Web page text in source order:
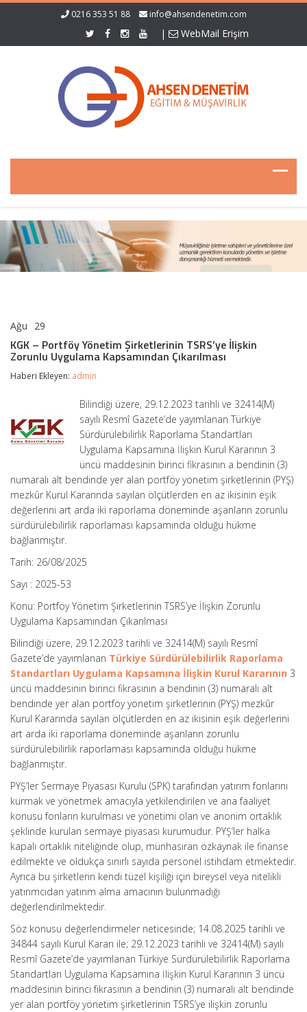
0216 353 51 88 info@ahsendenetim.com
| WebMail Erişim
Ağu 29
Portföy
Yönetim
Şirketlerinin
Zorunlu
Uygulama
Kapsamından
Çıkarılması
KGK – Portföy Yönetim Şirketlerinin TSRS’ye İlişkin
Zorunlu Uygulama Kapsamından Çıkarılması
Haberi Ekleyen: admin
Bilindiği üzere, 29.12.2023 tarihli ve 32414(M)
sayılı Resmî Gazete’de yayımlanan Türkiye
Sürdürülebilirlik Raporlama Standartları
Uygulama Kapsamına İlişkin Kurul Kararının 3
üncü maddesinin birinci fikrasının a bendinin (3)
numaralı alt bendinde yer alan portföy yönetim şirketlerinin (PYŞ)
mezkûr Kurul Kararında sayılan ölçütlerden en az ikisinin eşik
değerlerini art arda iki raporlama döneminde aşanların zorunlu
sürdürülebilirlik raporlaması kapsamında olduğu hükme
bağlanmıştır.
Tarih: 26/08/2025
Sayı : 2025-53
Konu: Portföy Yönetim Şirketlerinin TSRS’ye İlişkin Zorunlu
Uygulama Kapsamından Çıkarılması
Bilindiği üzere, 29.12.2023 tarihli ve 32414(M) sayılı Resmî
Gazete’de yayımlanan Türkiye Sürdürülebilirlik Raporlama
Standartları Uygulama Kapsamına İlişkin Kurul Kararının 3
üncü maddesinin birinci fikrasının a bendinin (3) numaralı alt
bendinde yer alan portföy yönetim şirketlerinin (PYŞ) mezkûr
Kurul Kararında sayılan ölçütlerden en az ikisinin eşik değerlerini
art arda iki raporlama döneminde aşanların zorunlu
sürdürülebilirlik raporlaması kapsamında olduğu hükme
bağlanmıştır.
PYŞ’ler Sermaye Piyasası Kurulu (SPK) tarafından yatırım fonlarını
kurmak ve yönetmek amacıyla yetkilendirilen ve ana faaliyet
konusu fonların kurulması ve yönetimi olan ve anonim ortaklık
şeklinde kurulan sermaye piyasası kurumudur. PYŞ’ler halka
kapalı ortaklık niteliğinde olup, münhasıran özkaynak ile finanse
edilmekte ve oldukça sınırlı sayıda personel istihdam etmektedir.
Ayrıca bu şirketlerin kendi tüzel kişiliği için bireysel veya nitelikli
yatırımcıdan yatırım alma amacının bulunmadığı
değerlendirilmektedir.
Söz konusu değerlendirmeler neticesinde; 14.08.2025 tarihli ve
34844 sayılı Kurul Kararı ile; 29.12.2023 tarihli ve 32414(M) sayılı
Resmî Gazete’de yayımlanan Türkiye Sürdürülebilirlik Raporlama
Standartları Uygulama Kapsamına İlişkin Kurul Kararının 3 üncü
maddesinin birinci fıkrasının a bendinin (3) numaralı alt bendinde
yer alan portföy yönetim şirketlerinin TSRS’ye ilişkin zorunlu